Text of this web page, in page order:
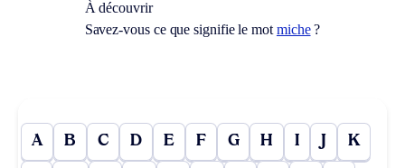
À découvrir
Savez-vous ce que signifie le mot miche?
A B C D E F G H I J K